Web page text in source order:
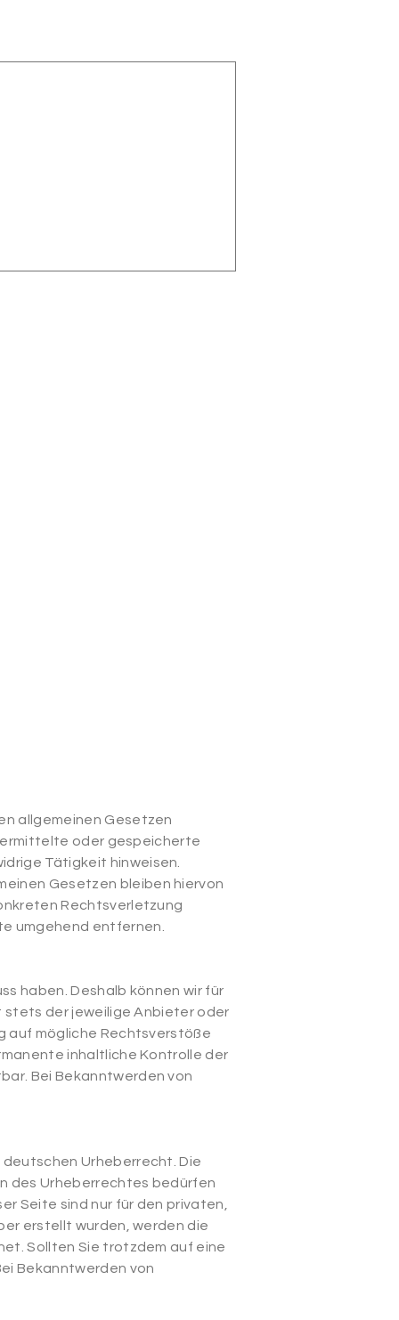
allgemeinen Gesetzen
oder gespeicherte
Tätigkeit hinweisen.
Gesetzen bleiben hiervon
Rechtsverletzung
umgehend entfernen.
haben. Deshalb können wir für
stets der jeweilige Anbieter oder
auf mögliche Rechtsverstöße
inhaltliche Kontrolle der
Bei Bekanntwerden von
Urheberrecht. Die
des Urheberrechtes bedürfen
Seite sind nur für den privaten,
erstellt wurden, werden die
Sollten Sie trotzdem auf eine
Bekanntwerden von